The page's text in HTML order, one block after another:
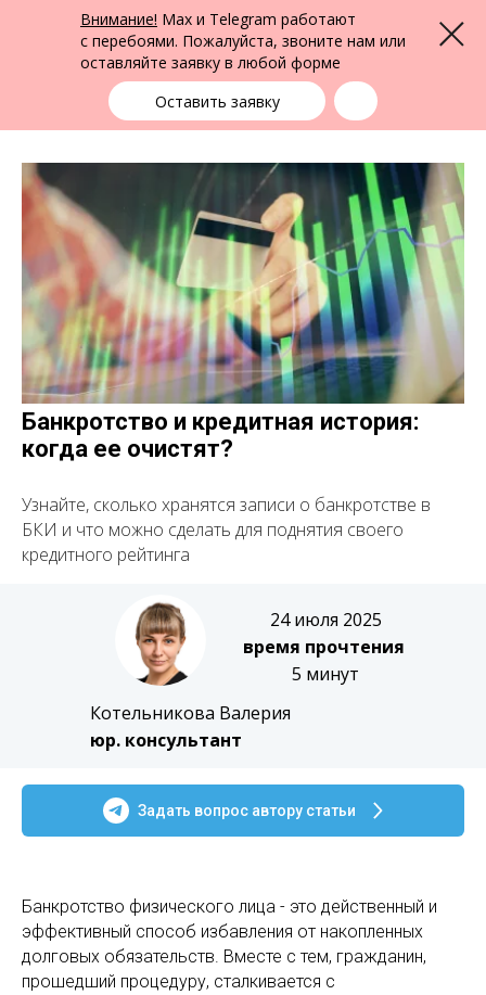
Внимание! Max и Telegram работают
с перебоями. Пожалуйста, звоните нам или
оставляйте заявку в любой форме
Оставить заявку
Меню
Юридическая помощь в Красноярске
ФПК Альтернатива
Красноярск
выбрать город
+7 (391) 290-22-15
Банкротство и кредитная история:
когда ее очистят?
Узнайте, сколько хранятся записи о банкротстве в
БКИ и что можно сделать для поднятия своего
кредитного рейтинга
24 июля 2025
5 минут
время прочтения
Котельникова Валерия
юр. консультант
Задать вопрос автору статьи
Банкротство физического лица - это действенный и
эффективный способ избавления от накопленных
долговых обязательств. Вместе с тем, гражданин,
прошедший процедуру, сталкивается с